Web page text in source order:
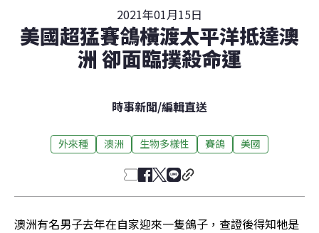
2021年01月15日
美國超猛賽鴿橫渡太平洋抵達澳
洲 卻面臨撲殺命運
時事新聞/編輯直送
外來種 澳洲 生物多樣性 賽鴿 美國
澳洲有名男子去年在自家迎來一隻鴿子，查證後得知牠是